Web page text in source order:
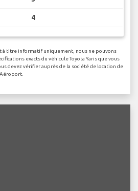
4
à titre informatif uniquement, nous ne pouvons
exacts du véhicule Toyota Yaris que vous
devez vérifier auprès de la société de location de